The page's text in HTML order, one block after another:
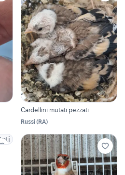
Cardellini mutati pezzati
Russi(RA)